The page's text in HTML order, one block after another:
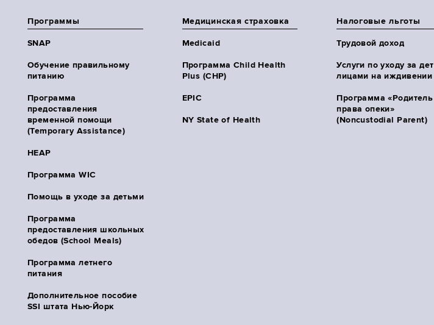
Программы
SNAP
Обучение правильному
питанию
Программа
предоставления
временной помощи
(Temporary Assistance)
HEAP
Программа WIC
Помощь в уходе за детьми
Программа
предоставления школьных
обедов (School Meals)
Программа летнего
питания
Дополнительное пособие
SSI штата Нью-Йорк
Медицинская страховка
Medicaid
Программа Child Health
Plus (CHP)
EPIC
NY State of Health
Налоговые льготы
Трудовой доход
Услуги по уходу за
лицами на иждивении
Программа
права опеки»
(Noncustodial Parent)